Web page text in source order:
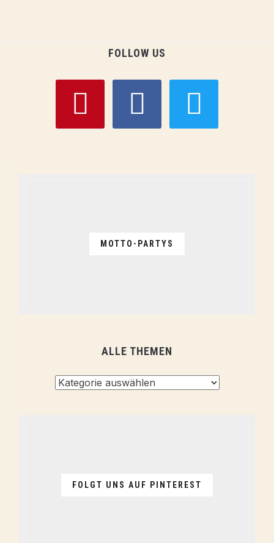
FOLLOW US
MOTTO-PARTYS
ALLE THEMEN
FOLGT UNS AUF PINTEREST